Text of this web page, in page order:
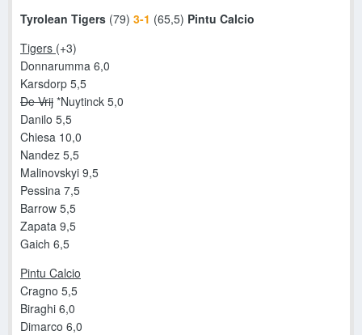
Tyrolean Tigers (79) 3-1 (65,5) Pintu Calcio
Tigers (+3)
Donnarumma 6,0
Karsdorp 5,5
De Vrij *Nuytinck 5,0
Danilo 5,5
Chiesa 10,0
Nandez 5,5
Malinovskyi 9,5
Pessina 7,5
Barrow 5,5
Zapata 9,5
Gaich 6,5
Pintu Calcio
Cragno 5,5
Biraghi 6,0
Dimarco 6,0